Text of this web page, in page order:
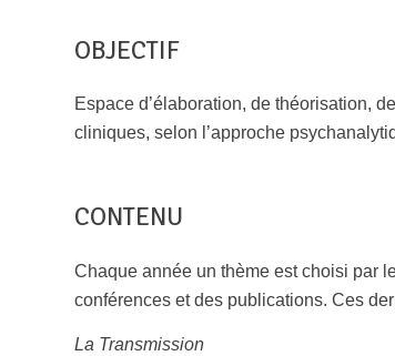
OBJECTIF
Espace d’élaboration, de théorisation,
cliniques, selon l’approche
CONTENU
Chaque année un thème est choisi par
conférences et des publications. Ces
La Transmission